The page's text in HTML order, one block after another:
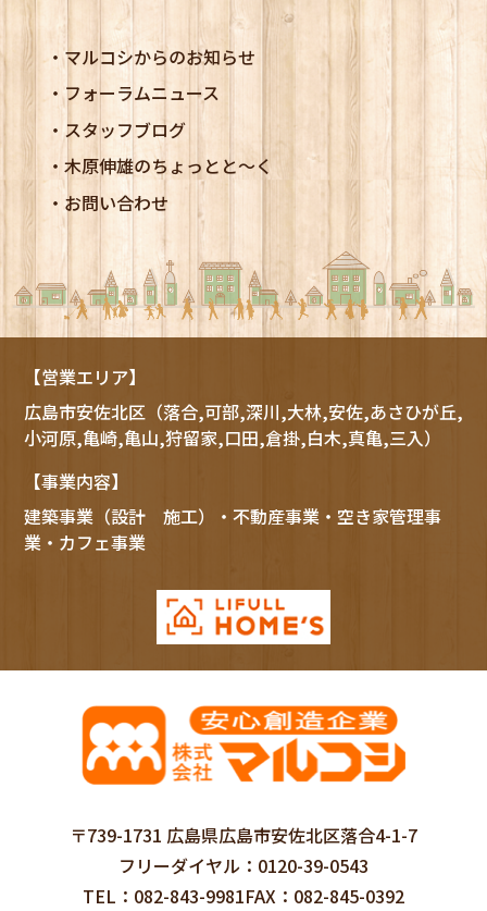
マルコシからのお知らせ
フォーラムニュース
スタッフブログ
木原伸雄のちょっとと～く
お問い合わせ
【営業エリア】
広島市安佐北区（落合,可部,深川,大林,安佐,あさひが丘,
小河原,亀崎,亀山,狩留家,口田,倉掛,白木,真亀,三入）
【事業内容】
建築事業（設計 施工）・不動産事業・空き家管理事
業・カフェ事業
〒739-1731 広島県広島市安佐北区落合4-1-7
フリーダイヤル
0120-39-0543
TEL
082-843-9981FAX 082-845-0392